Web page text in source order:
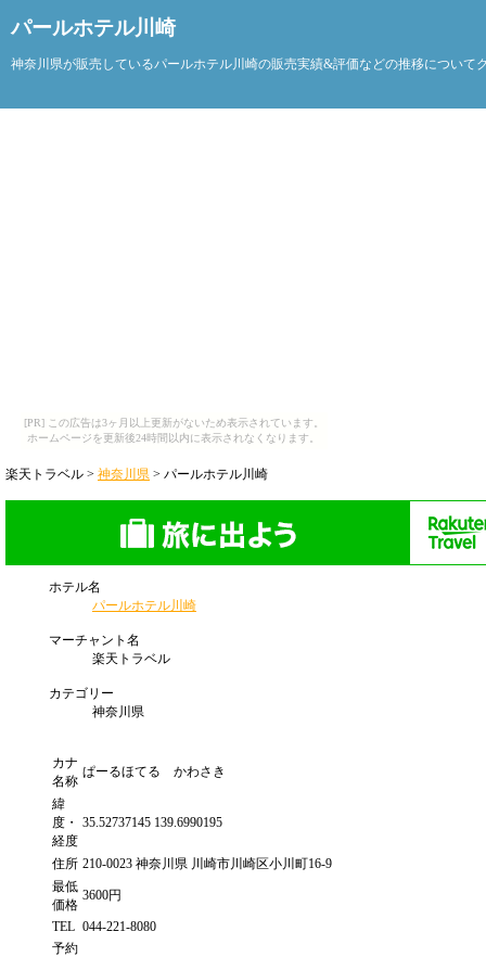
[PR] この広告は3ヶ月以上更新がないため表示されています。
ホームページを更新後24時間以内に表示されなくなります。
パールホテル川崎
神奈川県が販売しているパールホテル川崎の販売実績&評価などの推移について
楽天トラベル > 神奈川県 > パールホテル川崎
ホテル名
パールホテル川崎
マーチャント名
楽天トラベル
カテゴリー
神奈川県
カナ
名称
ぱーるほてる かわさき
緯
度・
経度
35.52737145 139.6990195
住所 210-0023 神奈川県 川崎市川崎区小川町16-9
最低
価格
3600円
TEL 044-221-8080
予約